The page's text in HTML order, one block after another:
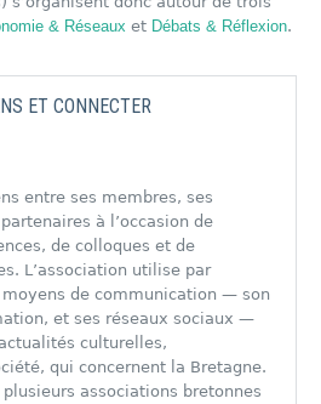
& Réseaux et Débats & Réflexion.
ET CONNECTER
entre ses membres, ses
à l’occasion de
de colloques et de
L’association utilise par
de communication — son
et ses réseaux sociaux —
culturelles,
qui concernent la Bretagne.
associations bretonnes